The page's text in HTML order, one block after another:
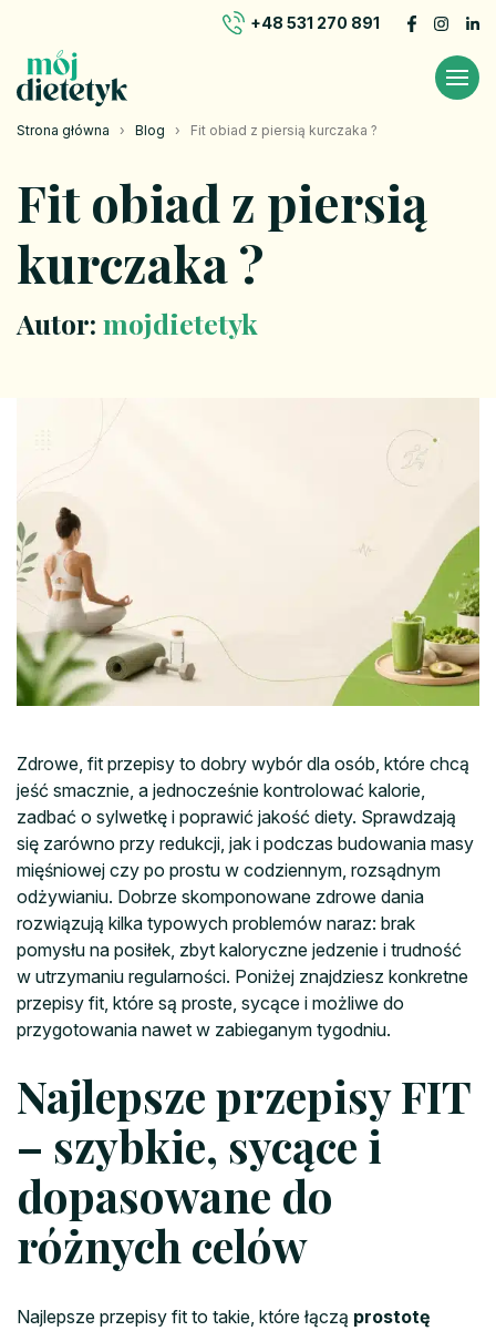
+48 531 270 891
Strona główna › Blog › Fit obiad z piersią kurczaka ?
Fit obiad z piersią
kurczaka ?
Autor: mojdietetyk
Zdrowe, fit przepisy to dobry wybór dla osób, które chcą
jeść smacznie, a jednocześnie kontrolować kalorie,
zadbać o sylwetkę i poprawić jakość diety. Sprawdzają
się zarówno przy redukcji, jak i podczas budowania masy
mięśniowej czy po prostu w codziennym, rozsądnym
odżywianiu. Dobrze skomponowane zdrowe dania
rozwiązują kilka typowych problemów naraz: brak
pomysłu na posiłek, zbyt kaloryczne jedzenie i trudność
w utrzymaniu regularności. Poniżej znajdziesz konkretne
przepisy fit, które są proste, sycące i możliwe do
przygotowania nawet w zabieganym tygodniu.
Najlepsze przepisy FIT
– szybkie, sycące i
dopasowane do
różnych celów
Najlepsze przepisy fit to takie, które łączą prostotę